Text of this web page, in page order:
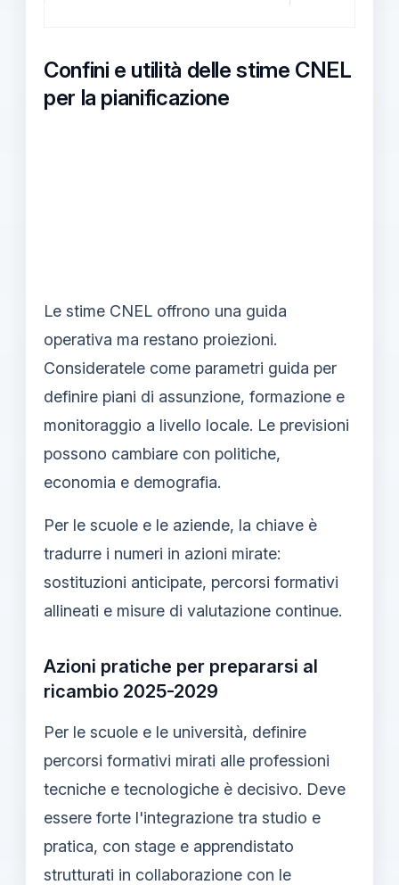
Confini e utilità delle stime CNEL
per la pianificazione
Le stime CNEL offrono una guida
operativa ma restano proiezioni.
Consideratele come parametri guida per
definire piani di assunzione, formazione e
monitoraggio a livello locale. Le previsioni
possono cambiare con politiche,
economia e demografia.
Per le scuole e le aziende, la chiave è
tradurre i numeri in azioni mirate:
sostituzioni anticipate, percorsi formativi
allineati e misure di valutazione continue.
Azioni pratiche per prepararsi al
ricambio 2025-2029
Per le scuole e le università, definire
percorsi formativi mirati alle professioni
tecniche e tecnologiche è decisivo. Deve
essere forte l'integrazione tra studio e
pratica, con stage e apprendistato
strutturati in collaborazione con le